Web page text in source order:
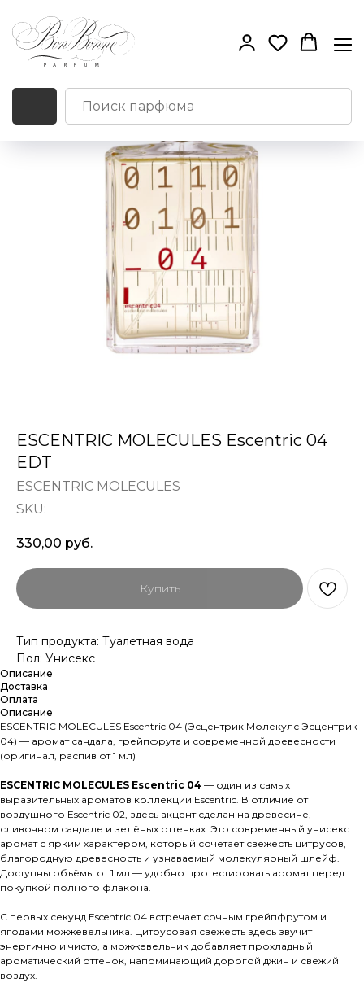
ESCENTRIC MOLECULES Escentric 04
EDT
ESCENTRIC MOLECULES
SKU:
330,00 руб.
Купить
Тип продукта: Туалетная вода
Пол: Унисекс
Описание
Доставка
Оплата
Описание
ESCENTRIC MOLECULES Escentric 04 (Эсцентрик Молекулс Эсцентрик
04) — аромат сандала, грейпфрута и современной древесности
(оригинал, распив от 1 мл)
ESCENTRIC MOLECULES Escentric 04 — один из самых
выразительных ароматов коллекции Escentric. В отличие от
воздушного Escentric 02, здесь акцент сделан на древесине,
сливочном сандале и зелёных оттенках. Это современный унисекс
аромат с ярким характером, который сочетает свежесть цитрусов,
благородную древесность и узнаваемый молекулярный шлейф.
Доступны объёмы от 1 мл — удобно протестировать аромат перед
покупкой полного флакона.
С первых секунд Escentric 04 встречает сочным грейпфрутом и
ягодами можжевельника. Цитрусовая свежесть здесь звучит
энергично и чисто, а можжевельник добавляет прохладный
ароматический оттенок, напоминающий дорогой джин и свежий
воздух.